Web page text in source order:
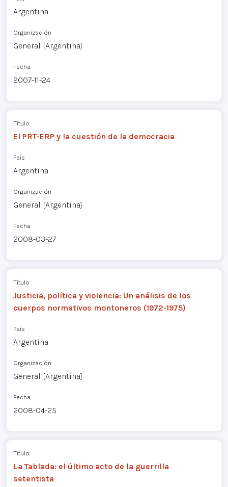
Argentina
Organización
General [Argentina]
Fecha
2007-11-24
Título
El PRT-ERP y la cuestión de la democracia
País
Argentina
Organización
General [Argentina]
Fecha
2008-03-27
Título
Justicia, política y violencia: Un análisis de los
cuerpos normativos montoneros (1972-1975)
País
Argentina
Organización
General [Argentina]
Fecha
2008-04-25
Título
La Tablada: el último acto de la guerrilla
setentista